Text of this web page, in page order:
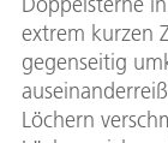
extrem kurzen
gegenseitig
Löchern